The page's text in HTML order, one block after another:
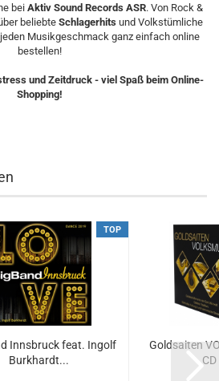
bei Aktiv Sound Records ASR. Von Rock &
beliebteSchlagerhits und Volkstümliche
Musikgeschmack ganz einfach online
bestellen!
und Zeitdruck - viel Spaß beim Online-
Shopping!
TOP
Innsbruck feat. Ingolf
Burkhardt...
Goldsaiten